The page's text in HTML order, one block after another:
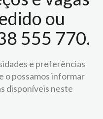
ou
555 770.
e preferências
o possamos informar
disponíveis neste